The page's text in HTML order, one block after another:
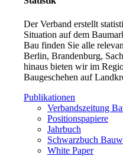
Der Verband erstellt
Situation auf dem
Bau finden Sie alle
Berlin, Brandenburg,
hinaus bieten wir im
Baugeschehen auf
Publikationen
Verbandszeitung
Positionspapiere
Jahrbuch
Schwarzbuch
White Paper